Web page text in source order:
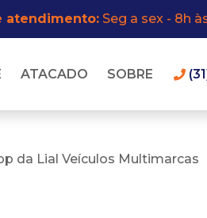
atendimento: Seg a sex - 8h
ATACADO SOBRE
da Lial Veículos Multimarcas